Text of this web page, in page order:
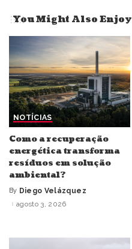
You Might Also Enjoy
NOTÍCIAS
Como a recuperação
energética transforma
resíduos em solução
ambiental?
Posted
by
By Diego Velázquez
agosto 3, 2026